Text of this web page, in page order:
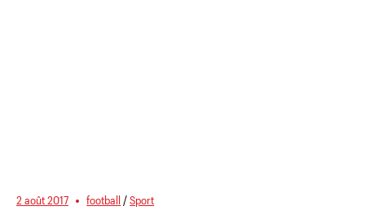
2 août 2017 football /Sport